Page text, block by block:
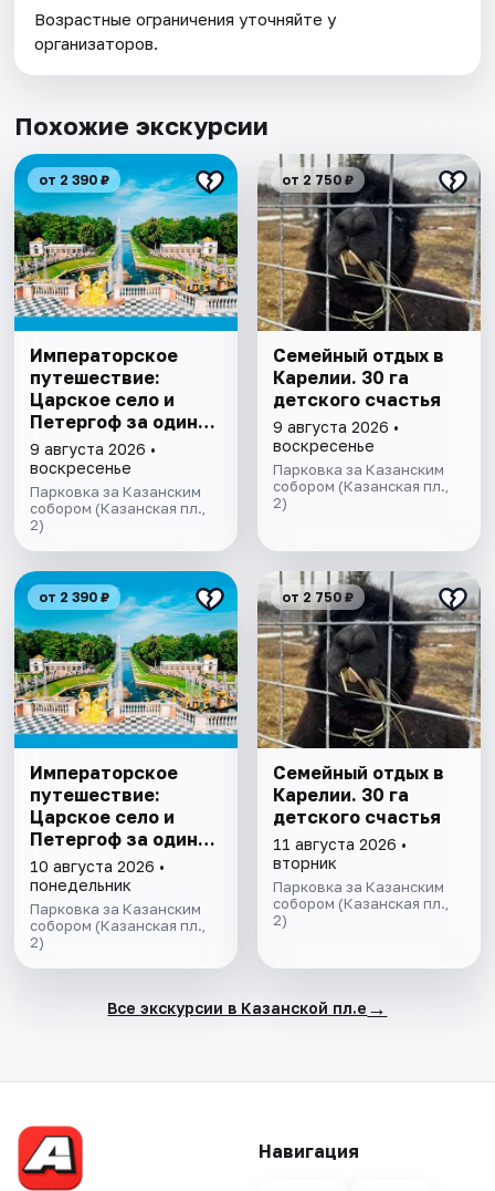
Возрастные ограничения уточняйте у
организаторов.
Похожие экскурсии
от 2 390 ₽
Императорское
путешествие:
Царское село и
Петергоф за один
день
9 августа 2026 •
воскресенье
Парковка за Казанским
собором (Казанская пл.,
2)
от 2 750 ₽
Семейный отдых в
Карелии. 30 га
детского счастья
9 августа 2026 •
воскресенье
Парковка за Казанским
собором (Казанская пл.,
2)
от 2 390 ₽
Императорское
путешествие:
Царское село и
Петергоф за один
день
10 августа 2026 •
понедельник
Парковка за Казанским
собором (Казанская пл.,
2)
от 2 750 ₽
Семейный отдых в
Карелии. 30 га
детского счастья
11 августа 2026 •
вторник
Парковка за Казанским
собором (Казанская пл.,
2)
Все экскурсии в Казанской пл.е →
Навигация